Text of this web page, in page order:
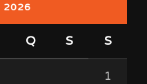
2026
Q S S
1